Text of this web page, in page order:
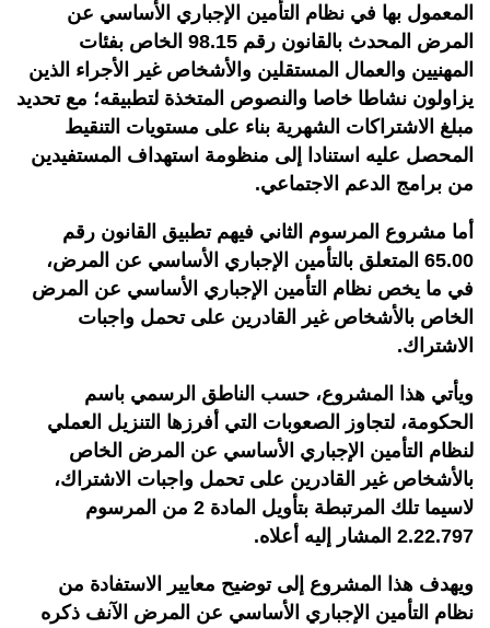
المعمول بها في نظام التأمين الإجباري الأساسي عن
المرض المحدث بالقانون رقم 98.15 الخاص بفئات
المهنيين والعمال المستقلين والأشخاص غير الأجراء الذين
يزاولون نشاطا خاصا والنصوص المتخذة لتطبيقه؛ مع تحديد
مبلغ الاشتراكات الشهرية بناء على مستويات التنقيط
المحصل عليه استنادا إلى منظومة استهداف المستفيدين
من برامج الدعم الاجتماعي.
أما مشروع المرسوم الثاني فيهم تطبيق القانون رقم
65.00 المتعلق بالتأمين الإجباري الأساسي عن المرض،
في ما يخص نظام التأمين الإجباري الأساسي عن المرض
الخاص بالأشخاص غير القادرين على تحمل واجبات
الاشتراك.
ويأتي هذا المشروع، حسب الناطق الرسمي باسم
الحكومة، لتجاوز الصعوبات التي أفرزها التنزيل العملي
لنظام التأمين الإجباري الأساسي عن المرض الخاص
بالأشخاص غير القادرين على تحمل واجبات الاشتراك،
لاسيما تلك المرتبطة بتأويل المادة 2 من المرسوم
2.22.797 المشار إليه أعلاه.
ويهدف هذا المشروع إلى توضيح معايير الاستفادة من
نظام التأمين الإجباري الأساسي عن المرض الآنف ذكره